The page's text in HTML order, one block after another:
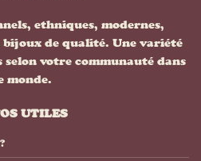
ethniques, modernes,
de qualité. Une variété
selon votre communauté dans
monde.
UTILES